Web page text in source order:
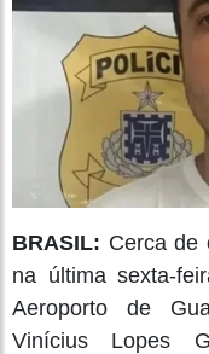
BRASIL: Cerca de
na última sexta-
Aeroporto de
Vinícius Lopes